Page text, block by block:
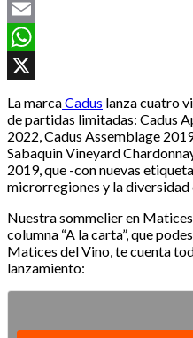
Email
WhatsApp
La marcaCadus lanza cuatro
de partidas limitadas: Cadus
2022, Cadus Assemblage
Sabaquin Vineyard
2019, que -con nuevas
microrregiones y la diversidad
Nuestra sommelier en
columna “A la carta”, que
Matices del Vino, te cuenta
lanzamiento: